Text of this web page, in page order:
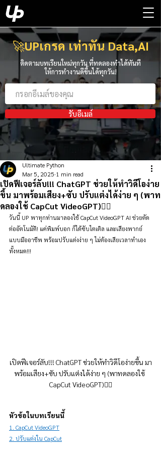
🚀UPเกรด เท่าทัน Data,AI
ติดตามบทเรียนใหม่ทุกวัน ที่ทดลองทำได้ทันที
ให้การทำงานดีขึ้นได้ทุกวัน!
รับอีเมล์
เปิดฟีเจอร์ลับ!!! ChatGPT ช่วยให้ทำวิดีโอง่าย
ขึ้น มาพร้อมเสียง+ซับ ปรับแต่งได้ง่าย ๆ (พาท
ดลองใช้ CapCut VideoGPT)👇🏻
Ultimate Python
Mar 5, 2025 1 min read
วันนี้ UP พาทุกท่านมาลองใช้ CapCut VideoGPT AI ช่วยตัด
ต่ออัตโนมัติ! แค่พิมพ์บอก ก็ได้ซับไตเติล และเสียงพากย์
แบบมืออาชีพ พร้อมปรับแต่งง่าย ๆ ไม่ต้องเสียเวลาทำเอง
ทั้งหมด!!!
เปิดฟีเจอร์ลับ!!! ChatGPT ช่วยให้ทำวิดีโอง่ายขึ้น มา
พร้อมเสียง+ซับ ปรับแต่งได้ง่าย ๆ (พาทดลองใช้
CapCut VideoGPT)👇🏻
หัวข้อในบทเรียนนี้
1. CapCut VideoGPT
2. ปรับแต่งใน CapCut